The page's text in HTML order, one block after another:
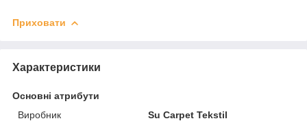
Приховати
Характеристики
Основні атрибути
Виробник
Su Carpet Tekstil